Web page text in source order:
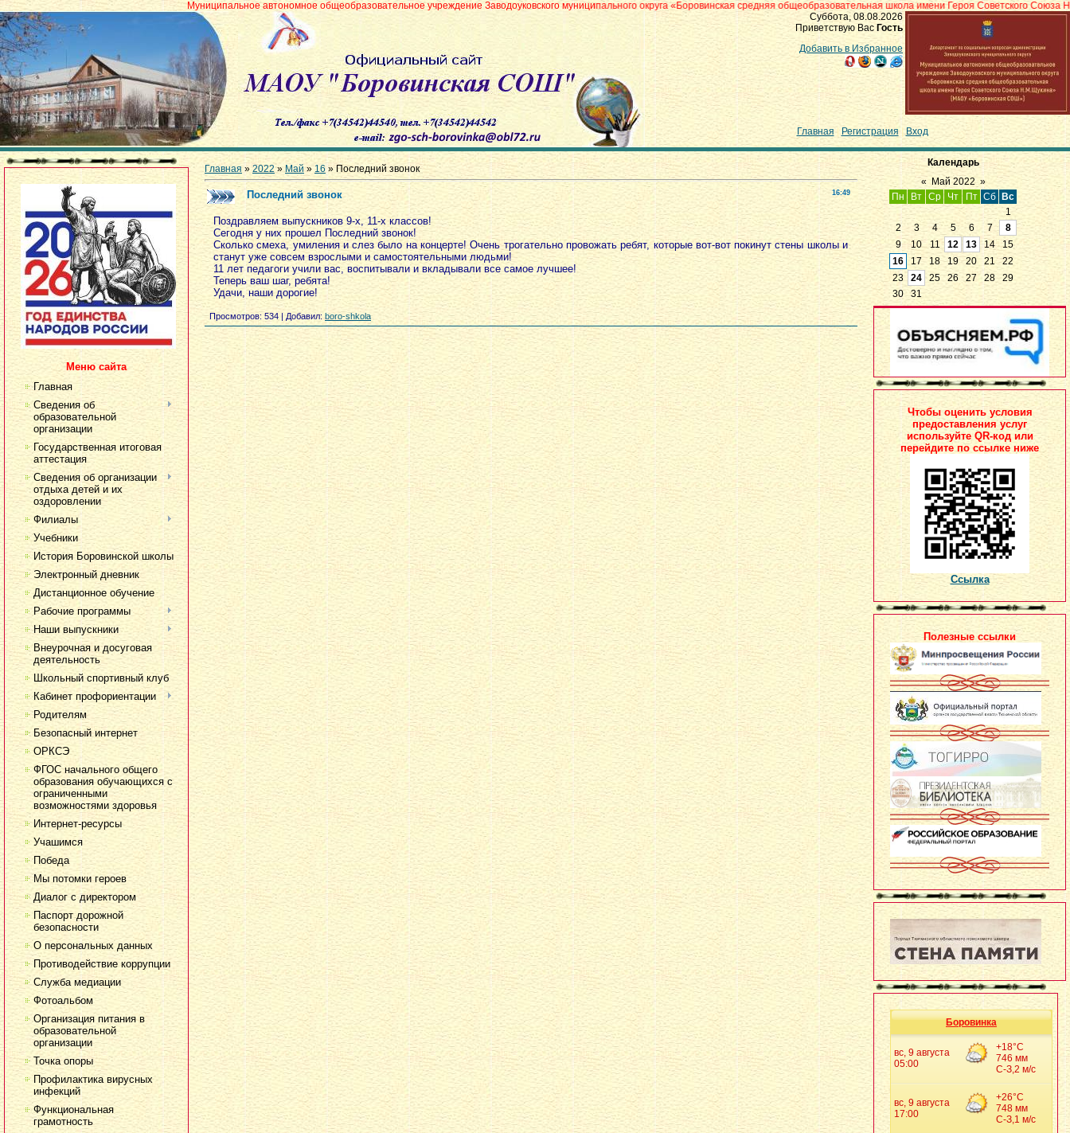
Муниципальное автономное общеобразовательное учреждение Заводоуковского муниципального округа «Боровинская средняя общеобразовательная школа имени Героя Советского Союза Н.М.Щукина»
Суббота, 08.08.2026
Приветствую Вас Гость
Добавить в Избранное
Главная Регистрация Вход
Меню сайта
Главная
Сведения об
образовательной
организации
Государственная итоговая
аттестация
Сведения об организации
отдыха детей и их
оздоровлении
Филиалы
Учебники
История Боровинской школы
Электронный дневник
Дистанционное обучение
Рабочие программы
Наши выпускники
Внеурочная и досуговая
деятельность
Школьный спортивный клуб
Кабинет профориентации
Родителям
Безопасный интернет
ОРКСЭ
ФГОС начального общего
образования обучающихся с
ограниченными
возможностями здоровья
Интернет-ресурсы
Учашимся
Победа
Мы потомки героев
Диалог с директором
Паспорт дорожной
безопасности
О персональных данных
Противодействие коррупции
Служба медиации
Фотоальбом
Организация питания в
образовательной
организации
Точка опоры
Профилактика вирусных
инфекций
Функциональная
грамотность
Главная » 2022 » Май » 16 » Последний звонок
16:49
Последний звонок
Поздравляем выпускников 9-х, 11-х классов!
Сегодня у них прошел Последний звонок!
Сколько смеха, умиления и слез было на концерте! Очень трогательно провожать ребят, которые вот-вот покинут стены школы и
станут уже совсем взрослыми и самостоятельными людьми!
11 лет педагоги учили вас, воспитывали и вкладывали все самое лучшее!
Теперь ваш шаг, ребята!
Удачи, наши дорогие!
Просмотров: 534 |Добавил: boro-shkola
Календарь
«
Май 2022 »
Пн
Вт Ср Чт Пт Сб
Вс
1
2
3 4 5 6 7
8
9
10 11 12 13 14
15
16
17 18 19 20 21
22
23
24 25 26 27 28
29
30
31
Чтобы оценить условия
предоставления услуг
используйте QR-код или
перейдите по ссылке ниже
Ссылка
Полезные ссылки
Боровинка